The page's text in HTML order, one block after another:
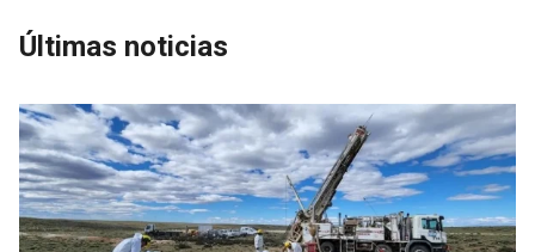
Últimas noticias